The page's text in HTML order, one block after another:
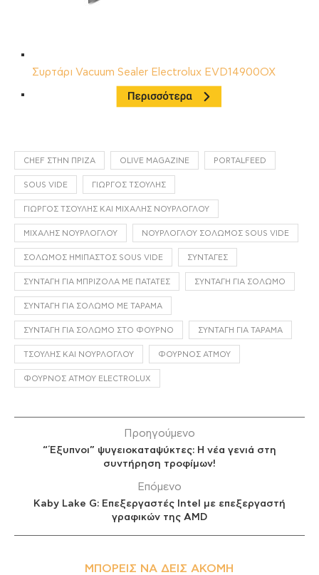
Συρτάρι Vacuum Sealer Electrolux EVD14900OX
CHEF ΣΤΗΝ ΠΡΊΖΑ OLIVE MAGAZINE PORTALFEED
SOUS VIDE ΓΙΏΡΓΟΣ ΤΣΟΎΛΗΣ
ΓΙΏΡΓΟΣ ΤΣΟΎΛΗΣ ΚΑΙ ΜΙΧΆΛΗΣ ΝΟΥΡΛΌΓΛΟΥ
ΜΙΧΆΛΗΣ ΝΟΥΡΛΌΓΛΟΥ ΝΟΥΡΛΌΓΛΟΥ ΣΟΛΩΜΌΣ SOUS VIDE
ΣΟΛΩΜΌΣ ΗΜΊΠΑΣΤΟΣ SOUS VIDE ΣΥΝΤΑΓΈΣ
ΣΥΝΤΑΓΉ ΓΙΑ ΜΠΡΙΖΌΛΑ ΜΕ ΠΑΤΆΤΕΣ ΣΥΝΤΑΓΉ ΓΙΑ ΣΟΛΩΜΌ
ΣΥΝΤΑΓΉ ΓΙΑ ΣΟΛΩΜΌ ΜΕ ΤΑΡΑΜΆ
ΣΥΝΤΑΓΉ ΓΙΑ ΣΟΛΩΜΌ ΣΤΟ ΦΟΎΡΝΟ ΣΥΝΤΑΓΉ ΓΙΑ ΤΑΡΑΜΆ
ΤΣΟΎΛΗΣ ΚΑΙ ΝΟΥΡΛΌΓΛΟΥ ΦΟΎΡΝΟΣ ΑΤΜΟΎ
ΦΟΎΡΝΟΣ ΑΤΜΟΎ ELECTROLUX
Προηγούμενο
“Έξυπνοι” ψυγειοκαταψύκτες: Η νέα γενιά στη
συντήρηση τροφίμων!
Επόμενο
Kaby Lake G: Επεξεργαστές Intel με επεξεργαστή
γραφικών της AMD
ΜΠΟΡΕΊΣ ΝΑ ΔΕΙΣ ΑΚΌΜΗ